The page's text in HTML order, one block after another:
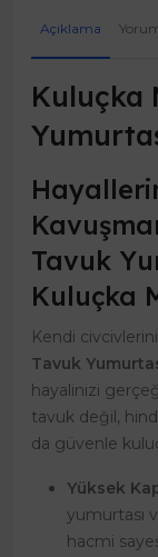
Açıklama
Kuluçka
Tavuk
Kuluçka
Kendi
Tavuk
hayalinizi
tavuk değil,
da güvenle
Yüksek
yumurtası
hacmi